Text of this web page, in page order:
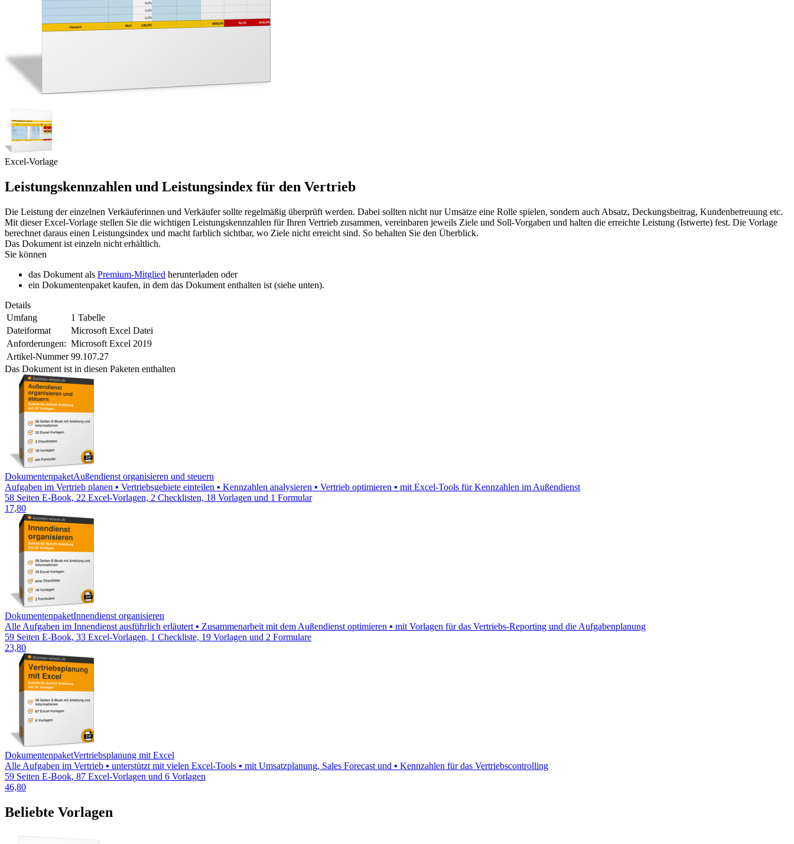
Excel-Vorlage
Leistungskennzahlen und Leistungsindex für den Vertrieb
Die Leistung der einzelnen Verkäuferinnen und Verkäufer sollte regelmäßig überprüft werden. Dabei sollten nicht nur Umsätze eine Rolle spielen, sondern auch Absatz, Deckungsbeitrag, Kundenbetreuung etc.
Mit dieser Excel-Vorlage stellen Sie die wichtigen Leistungskennzahlen für Ihren Vertrieb zusammen, vereinbaren jeweils Ziele und Soll-Vorgaben und halten die erreichte Leistung (Istwerte) fest. Die Vorlage
berechnet daraus einen Leistungsindex und macht farblich sichtbar, wo Ziele nicht erreicht sind. So behalten Sie den Überblick.
Das Dokument ist einzeln nicht erhältlich.
Sie können
das Dokument als Premium-Mitglied herunterladen oder
ein Dokumentenpaket kaufen, in dem das Dokument enthalten ist (siehe unten).
Details
Umfang
1 Tabelle
Dateiformat
Microsoft Excel Datei
Anforderungen: Microsoft Excel 2019
Artikel-Nummer 99.107.27
Das Dokument ist in diesen Paketen enthalten
DokumentenpaketAußendienst organisieren und steuern
Aufgaben im Vertrieb planen ▪ Vertriebsgebiete einteilen ▪ Kennzahlen analysieren ▪ Vertrieb optimieren ▪ mit Excel-Tools für Kennzahlen im Außendienst
58 Seiten E-Book, 22 Excel-Vorlagen, 2 Checklisten, 18 Vorlagen und 1 Formular
17,80
DokumentenpaketInnendienst organisieren
Alle Aufgaben im Innendienst ausführlich erläutert ▪ Zusammenarbeit mit dem Außendienst optimieren ▪ mit Vorlagen für das Vertriebs-Reporting und die Aufgabenplanung
59 Seiten E-Book, 33 Excel-Vorlagen, 1 Checkliste, 19 Vorlagen und 2 Formulare
23,80
DokumentenpaketVertriebsplanung mit Excel
Alle Aufgaben im Vertrieb ▪ unterstützt mit vielen Excel-Tools ▪ mit Umsatzplanung, Sales Forecast und ▪ Kennzahlen für das Vertriebscontrolling
59 Seiten E-Book, 87 Excel-Vorlagen und 6 Vorlagen
46,80
Beliebte Vorlagen